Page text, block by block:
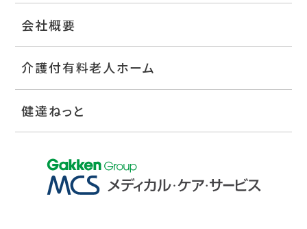
会社概要
介護付有料老人ホーム
健達ねっと